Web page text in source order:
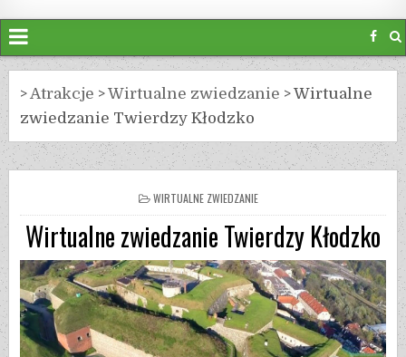
> Atrakcje >Wirtualne zwiedzanie >Wirtualne
zwiedzanie Twierdzy Kłodzko
WIRTUALNE ZWIEDZANIE
Wirtualne zwiedzanie Twierdzy Kłodzko